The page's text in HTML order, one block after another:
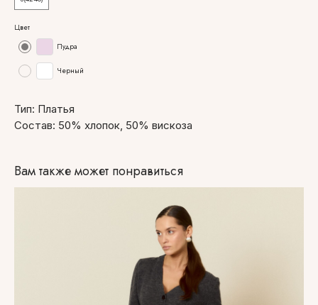
Цвет
Пудра
Черный
Тип: Платья
Состав: 50% хлопок, 50% вискоза
Вам также может понравиться